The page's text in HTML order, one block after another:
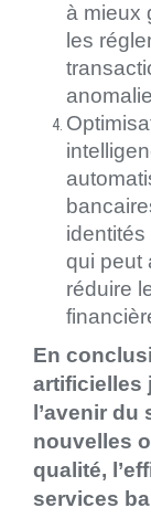
à mieux
les
qui peut
réduire
En
artificielles
l’avenir
nouvelles
qualité,
services